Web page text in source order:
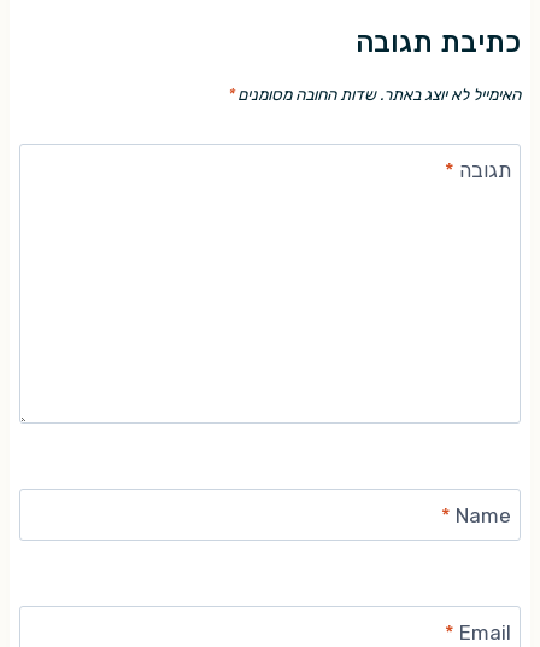
כתיבת תגובה
האימייל לא יוצג באתר. שדות החובה מסומנים*
תגובה *
Name
*
Email
*